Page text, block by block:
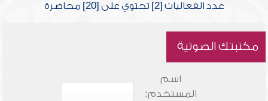
عدد الفعاليات [2] تحتوي على [20] محاضرة
مكتبتك الصوتية
اسم
المستخدم: